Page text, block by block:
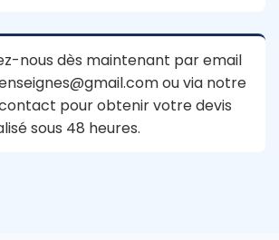
nous dès maintenant par email
ou via notre
pour obtenir votre devis
sous 48 heures.